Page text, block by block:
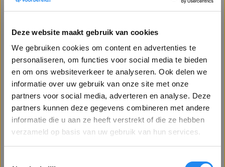
Deze website maakt gebruik van cookies
We gebruiken cookies om content en advertenties te
personaliseren, om functies voor social media te bieden
en om ons websiteverkeer te analyseren. Ook delen we
informatie over uw gebruik van onze site met onze
partners voor social media, adverteren en analyse. Deze
partners kunnen deze gegevens combineren met andere
informatie die u aan ze heeft verstrekt of die ze hebben
verzameld op basis van uw gebruik van hun services.
Oogspray Cederroth in
sprayflacon van 150 ml heeft een
dubbele werking. De vloeistof
reinigt vervuilde ogen. Met de
inhoud van de sprayfles kan 5
minuten worden gespoeld. De
18,09
incl. BTW
Voeg toe
Cederroth oogdouche bevat 2
flacons à 500 ml neutraliserende
oogspoelvloeistof. Geschikt voor
zuren of alkaliën in het oog
komen. 100% fosfaatvrij en
zonder conserveringsmiddelen.
40,54
incl. BTW
Voeg toe
+ SPIEGELWelkom op Betervoorbereid.nl!
Bent u een zakelijke of particuliere klant?